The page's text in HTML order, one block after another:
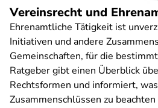
Vereinsrecht und
Ehrenamtliche Tätigkeit ist
Initiativen und andere
Gemeinschaften, für die
Ratgeber gibt einen Überblick
Rechtsformen und informiert,
Zusammenschlüssen zu